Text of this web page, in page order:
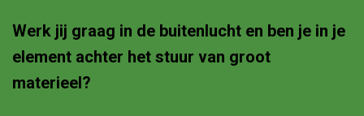
Werk jij graag in de buitenlucht en ben je in je
element achter het stuur van groot
materieel?